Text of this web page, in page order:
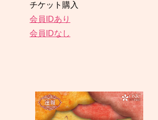
チケット購入
会員IDあり
会員IDなし